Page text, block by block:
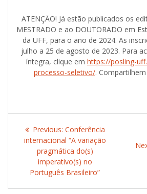
ATENÇÃO! Já estão publicados os
MESTRADO e ao DOUTORADO em
da UFF, para o ano de 2024. As
julho a 25 de agosto de 2023. Para
íntegra, clique em https://posling-
processo-seletivo/.
Post
navigation
Previous: Previous
post:
Conferência
internacional “A variação
pragmática do(s)
imperativo(s) no
Português Brasileiro”